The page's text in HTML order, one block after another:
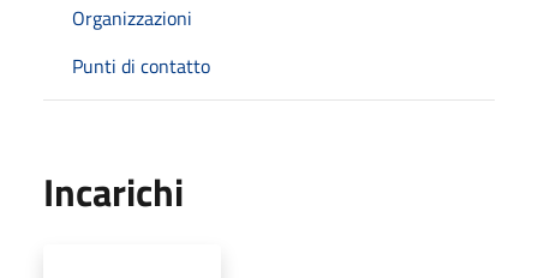
Organizzazioni
Punti di contatto
Incarichi